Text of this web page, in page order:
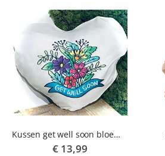
Kussen get well soon bloemen
€ 13,99